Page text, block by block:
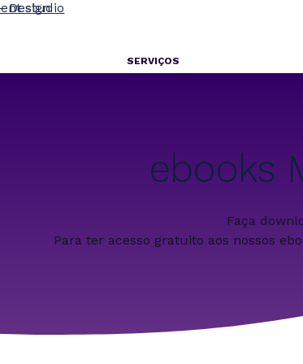
SERVIÇOS
ebooks
Faça
Para ter acesso gratuito aos nossos